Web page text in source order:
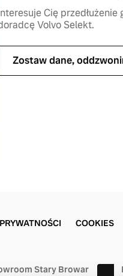
Cię
Volvo Selekt.
Zostaw dane,
COOKIES
Stary Browar